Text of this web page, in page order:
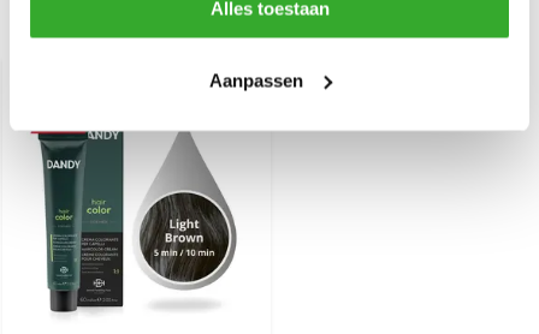
Alles toestaan
Aanpassen
Recent bekeken